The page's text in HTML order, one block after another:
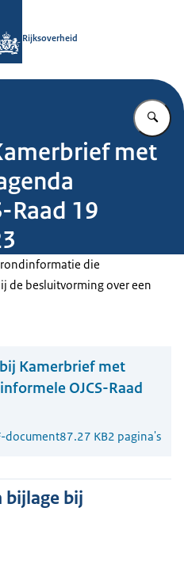
Rijksoverheid
met
Raad 19
die
de besluitvorming over een
Kamerbrief met
OJCS-Raad
document87.27 KB2 pagina's
bijlage bij